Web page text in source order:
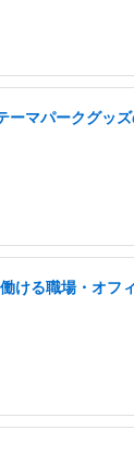
ーマパークグッ
ける職場・オフ